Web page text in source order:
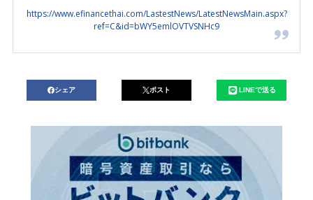
https://www.efinancethai.com/LastestNews/LatestNewsMain.aspx?
ref=C&id=bWY5emlOVTVSNHc9
シェア ポスト LINEで送る